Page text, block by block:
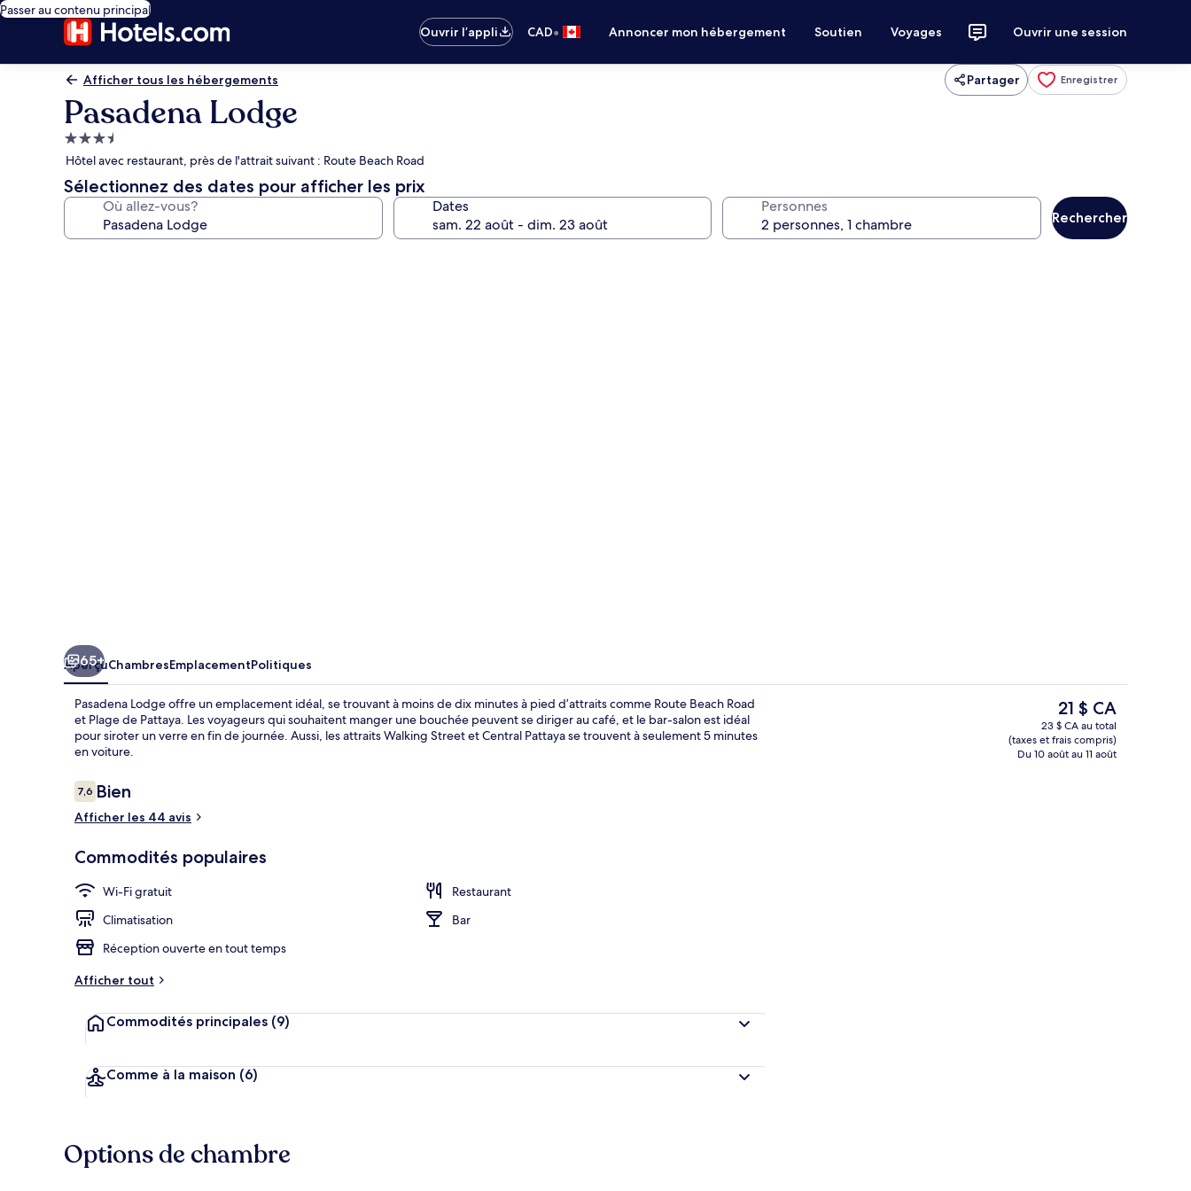
Passer au contenu principal
Ouvrir l’appli
CAD• Annoncer mon hébergement Soutien Voyages Ouvrir une session
Afficher tous les hébergements Partager Enregistrer
Pasadena Lodge
Hébergement
3.5 étoiles
Hôtel avec restaurant, près de l'attrait suivant : Route Beach Road
Sélectionnez des dates pour afficher les prix
Où allez-vous? Dates Personnes
Rechercher
Façade de l’hébergement
65+
AperçuChambresEmplacementPolitiques
Pasadena Lodge offre un emplacement idéal, se trouvant à moins de dix minutes à pied d’attraits comme Route Beach Road
et Plage de Pattaya. Les voyageurs qui souhaitent manger une bouchée peuvent se diriger au café, et le bar-salon est idéal
pour siroter un verre en fin de journée. Aussi, les attraits Walking Street et Central Pattaya se trouvent à seulement 5 minutes
en voiture.
Avis
7,67,6 sur 10 –
Bien
Afficher les 44 avis
Commodités populaires
Wi-Fi gratuit
Restaurant
Climatisation
Bar
Réception ouverte en tout temps
Afficher tout
Commodités principales (9)
Comme à la maison (6)
Le
prix
actuel
est
21 $ CA
23 $ CA au total
(taxes et frais compris)
Du 10 août au 11 août
Options de chambre